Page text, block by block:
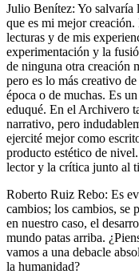
Julio Benítez: Yo salvaría
que es mi mejor
lecturas y de mis
experimentación y la
de ninguna otra creación
pero es lo más creativo
época o de muchas. Es
eduqué. En el Archivero
narrativo, pero
ejercité mejor como
producto estético de
lector y la crítica junto al
Roberto Ruiz Rebo: Es
cambios; los cambios, se
en nuestro caso, el
mundo patas arriba.
vamos a una debacle
la humanidad?